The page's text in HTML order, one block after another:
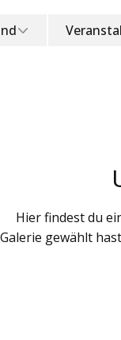
Hier findest du
gewählt